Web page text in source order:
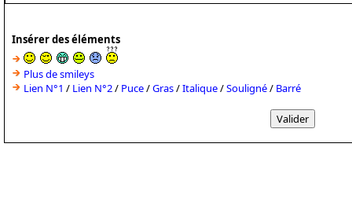
Insérer des éléments
Plus de smileys
Lien N°1 / Lien N°2/ Puce/Gras/Italique/Souligné/ Barré